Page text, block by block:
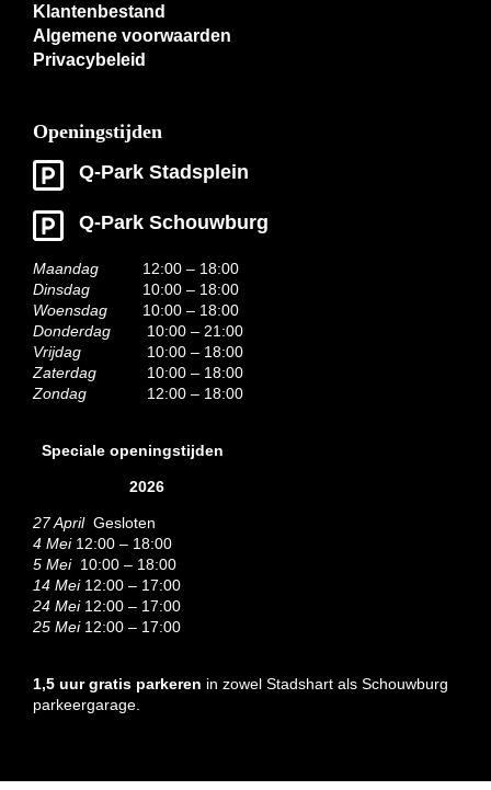
Klantenbestand
Algemene voorwaarden
Privacybeleid
Openingstijden
Q-Park Stadsplein
Q-Park Schouwburg
Maandag
12:00 – 18:00
Dinsdag
10:00 – 18:00
Woensdag
10:00 – 18:00
Donderdag
10:00 – 21:00
Vrijdag
10:00 – 18:00
Zaterdag
10:00 – 18:00
Zondag
12:00 – 18:00
Speciale openingstijden
2026
27 AprilGesloten
4 Mei12:00 – 18:00
5 Mei10:00 – 18:00
14 Mei12:00 – 17:00
24 Mei12:00 – 17:00
25 Mei 12:00 – 17:00
1,5 uur gratis parkeren in zowel Stadshart als Schouwburg
parkeergarage.